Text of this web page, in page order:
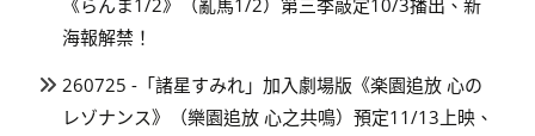
《らんま1/2》（亂馬1/2）第三季敲定10/3播出、新
海報解禁！
260725 -「諸星すみれ」加入劇場版《楽園追放 心の
レゾナンス》（樂園追放 心之共鳴）預定11/13上映、